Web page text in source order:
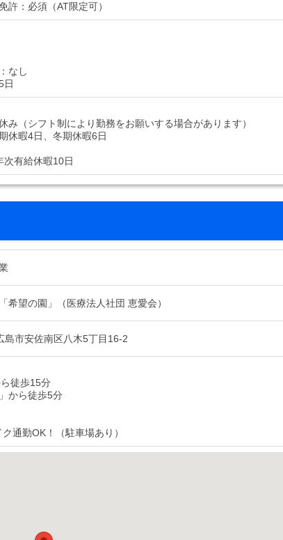
許：必須（AT限定可）
なし
日
み（シフト制により勤務をお願いする場合があります）
休暇4日、冬期休暇6日
次有給休暇10日
希望の園」（医療法人社団 恵愛会）
島市安佐南区八木5丁目16-2
徒歩15分
から徒歩5分
通勤OK！（駐車場あり）